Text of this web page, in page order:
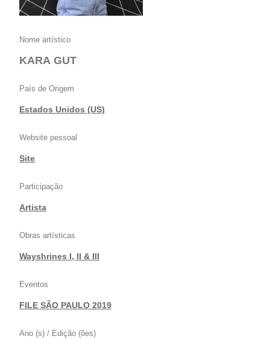
Nome artístico
KARA GUT
País de Origem
Estados Unidos (US)
Website pessoal
Site
Participação
Artista
Obras artísticas
Wayshrines I, II & III
Eventos
FILE SÃO PAULO 2019
Ano (s) / Edição (ões)